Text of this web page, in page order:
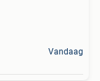
Vandaag